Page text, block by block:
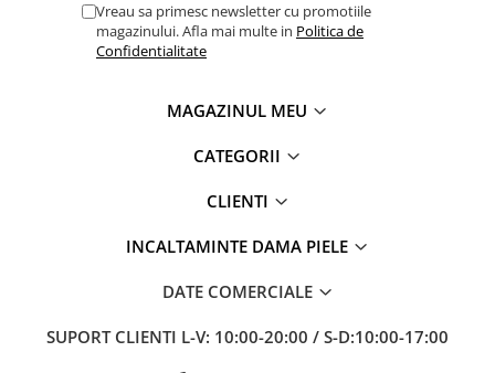
Vreau sa primesc newsletter cu promotiile
magazinului. Afla mai multe in Politica de
Confidentialitate
MAGAZINUL MEU
CATEGORII
CLIENTI
INCALTAMINTE DAMA PIELE
DATE COMERCIALE
SUPORT CLIENTI L-V: 10:00-20:00 / S-D:10:00-17:00